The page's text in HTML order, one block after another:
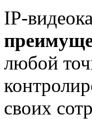
IP-
любой
своих